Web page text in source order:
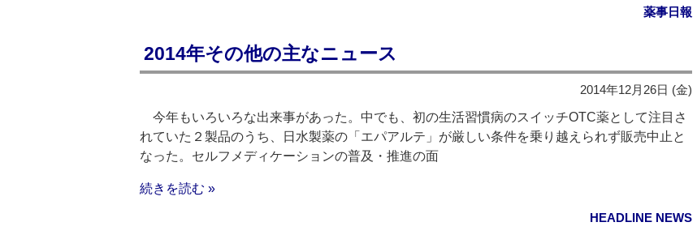
薬事日報
2014年その他の主なニュース
2014年12月26日 (金)
今年もいろいろな出来事があった。中でも、初の生活習慣病のスイッチOTC薬として注目さ
れていた２製品のうち、日水製薬の「エパアルテ」が厳しい条件を乗り越えられず販売中止と
なった。セルフメディケーションの普及・推進の面
続きを読む »
HEADLINE NEWS